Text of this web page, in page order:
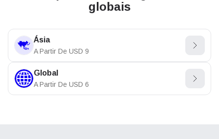
globais
Ásia
A Partir De USD 9
Global
A Partir De USD 6